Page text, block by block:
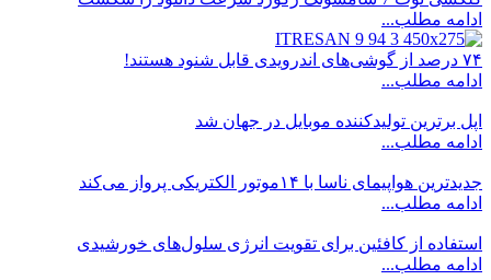
ادامه مطلب...
۷۴ درصد از گوشی‌های اندرویدی قابل شنود هستند!
ادامه مطلب...
اپل برترین تولیدکننده موبایل در جهان شد
ادامه مطلب...
جدیدترین هواپیمای ناسا با ۱۴موتور الکتریکی پرواز می‌کند
ادامه مطلب...
استفاده از کافئین برای تقویت انرژی سلول‌های خورشیدی
ادامه مطلب...